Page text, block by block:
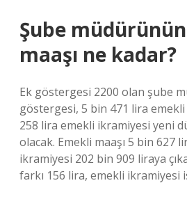
Şube
maaşı ne kadar?
Ek göstergesi 2200 olan şube
göstergesi, 5 bin 471 lira emekli
258 lira emekli ikramiyesi yeni
olacak. Emekli maaşı 5 bin 627
ikramiyesi 202 bin 909 liraya
farkı 156 lira, emekli ikramiyesi